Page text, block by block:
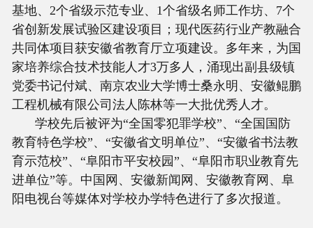
基地、2个省级示范专业、1个省级名师工作坊、7个
省创新发展试验区建设项目；现代医药行业产教融合
共同体项目获安徽省教育厅立项建设。多年来，为国
家培养综合技术技能人才3万多人，涌现出副县级镇
党委书记付斌、南京农业大学博士桑永明、安徽鲲鹏
工程机械有限公司法人陈林等一大批优秀人才。
学校先后被评为“全国零犯罪学校”、“全国国防
教育特色学校”、“安徽省文明单位”、“安徽省书法教
育示范校”、“阜阳市平安校园”、“阜阳市职业教育先
进单位”等。中国网、安徽新闻网、安徽教育网、阜
阳电视台等媒体对学校办学特色进行了多次报道。